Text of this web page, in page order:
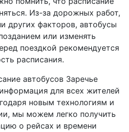
Из-за дорожных работ,
других факторов, автобусы
или изменять
поездкой рекомендуется
расписания.
автобусов Заречье
для всех жителей
новым технологиям и
мы можем легко получить
о рейсах и времени